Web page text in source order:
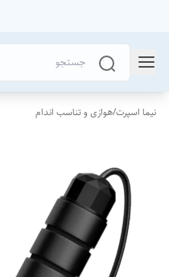
نیما اسپرت/هوازی و تناسب اندام